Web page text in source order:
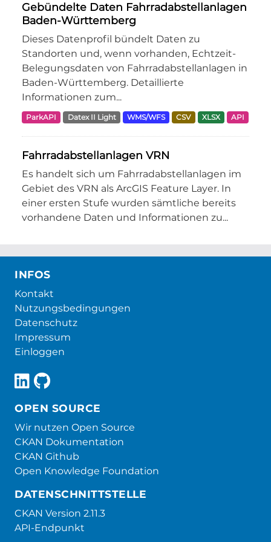
Gebündelte Daten Fahrradabstellanlagen
Baden-Württemberg
Dieses Datenprofil bündelt Daten zu
Standorten und, wenn vorhanden, Echtzeit-
Belegungsdaten von Fahrradabstellanlagen in
Baden-Württemberg. Detaillierte
Informationen zum...
ParkAPI Datex II Light WMS/WFS CSV XLSX API
Fahrradabstellanlagen VRN
Es handelt sich um Fahrradabstellanlagen im
Gebiet des VRN als ArcGIS Feature Layer. In
einer ersten Stufe wurden sämtliche bereits
vorhandene Daten und Informationen zu...
INFOS
Kontakt
Nutzungsbedingungen
Datenschutz
Impressum
Einloggen
OPEN SOURCE
Wir nutzen Open Source
CKAN Dokumentation
CKAN Github
Open Knowledge Foundation
DATENSCHNITTSTELLE
CKAN Version 2.11.3
API-Endpunkt